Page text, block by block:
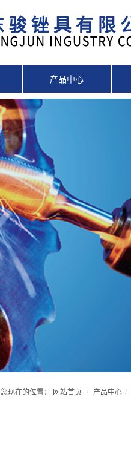
产品中心
您现在的位置： 网站首页 产品中心